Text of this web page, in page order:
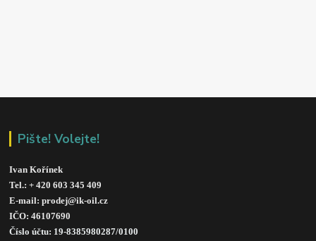
Pište! Volejte!
Ivan Kořínek
Tel.: + 420 603 345 409
E-mail: prodej@ik-oil.cz
IČO: 46107690
Číslo účtu: 19-8385980287/0100